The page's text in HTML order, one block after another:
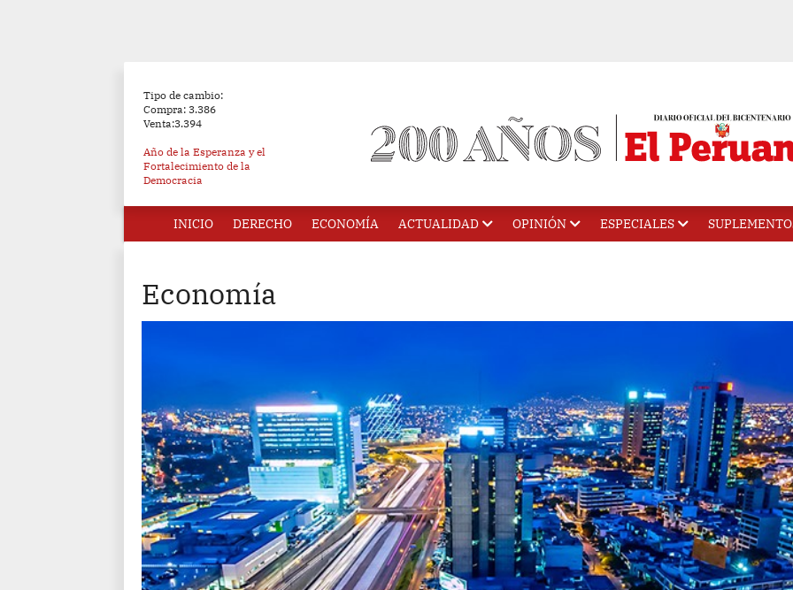
Tipo de cambio:
Compra: 3.386
Venta:3.394
Año de la Esperanza y el
Fortalecimiento de la
Democracia
INICIO DERECHO ECONOMÍA ACTUALIDAD OPINIÓN ESPECIALES
Economía